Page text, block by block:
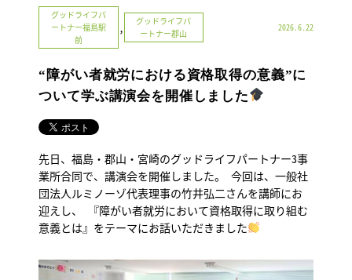
グッドライフパ
ートナー福島駅
前
,
グッドライフパ
ートナー郡山
2026.6.22
“障がい者就労における資格取得の意義”に
ついて学ぶ講演会を開催しました
先日、福島・郡山・宮崎のグッドライフパートナー3事
業所合同で、講演会を開催しました。 今回は、一般社
団法人ルミノーゾ代表理事の竹井弘二さんを講師にお
迎えし、 『障がい者就労において資格取得に取り組む
意義とは』をテーマにお話いただきました